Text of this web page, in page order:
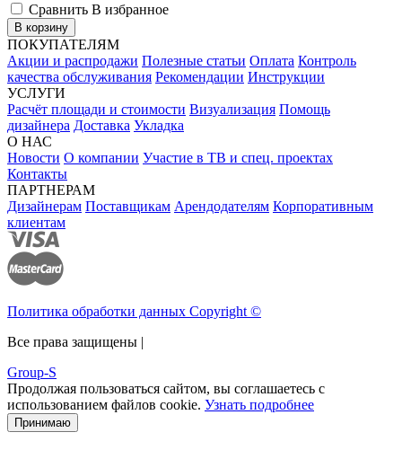
Сравнить В избранное
В корзину
ПОКУПАТЕЛЯМ
Акции и распродажи Полезные статьи Оплата Контроль
качества обслуживания Рекомендации Инструкции
УСЛУГИ
Расчёт площади и стоимости Визуализация Помощь
дизайнера Доставка Укладка
О НАС
Новости О компании Участие в ТВ и спец. проектах
Контакты
ПАРТНЕРАМ
Дизайнерам Поставщикам Арендодателям Корпоративным
клиентам
Политика обработки данных Copyright ©
Все права защищены |
Group-S
Продолжая пользоваться сайтом, вы соглашаетесь с
использованием файлов cookie. Узнать подробнее
Принимаю